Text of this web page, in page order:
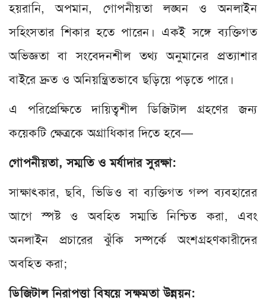
হয়রানি, অপমান, গোপনীয়তা লঙ্ঘন ও অনলাইন
সহিংসতার শিকার হতে পারেন। একই সঙ্গে ব্যক্তিগত
অভিজ্ঞতা বা সংবেদনশীল তথ্য অনুমানের প্রত্যাশার
বাইরে দ্রুত ও অনিয়ন্ত্রিতভাবে ছড়িয়ে পড়তে পারে।
এ পরিপ্রেক্ষিতে দায়িত্বশীল ডিজিটাল গ্রহণের জন্য
কয়েকটি ক্ষেত্রকে অগ্রাধিকার দিতে হবে—
গোপনীয়তা, সম্মতি ও মর্যাদার সুরক্ষা:
সাক্ষাৎকার, ছবি, ভিডিও বা ব্যক্তিগত গল্প ব্যবহারের
আগে স্পষ্ট ও অবহিত সম্মতি নিশ্চিত করা, এবং
অনলাইন প্রচারের ঝুঁকি সম্পর্কে অংশগ্রহণকারীদের
অবহিত করা;
ডিজিটাল নিরাপত্তা বিষয়ে সক্ষমতা উন্নয়ন: